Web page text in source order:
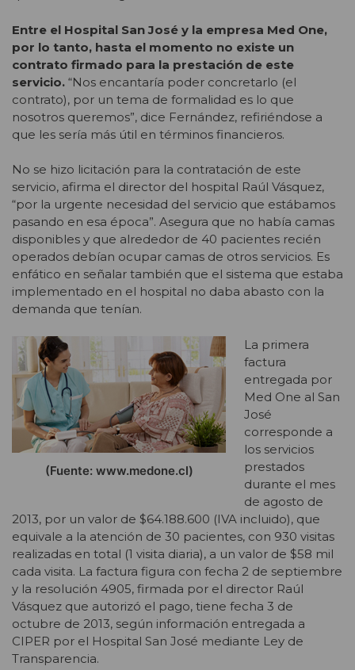
Entre el Hospital San José y la empresa Med One,
por lo tanto, hasta el momento no existe un
contrato firmado para la prestación de este
servicio. “Nos encantaría poder concretarlo (el
contrato), por un tema de formalidad es lo que
nosotros queremos”, dice Fernández, refiriéndose a
que les sería más útil en términos financieros.
No se hizo licitación para la contratación de este
servicio, afirma el director del hospital Raúl Vásquez,
“por la urgente necesidad del servicio que estábamos
pasando en esa época”. Asegura que no había camas
disponibles y que alrededor de 40 pacientes recién
operados debían ocupar camas de otros servicios. Es
enfático en señalar también que el sistema que estaba
implementado en el hospital no daba abasto con la
demanda que tenían.
(Fuente: www.medone.cl)
La primera
factura
entregada por
Med One al San
José
corresponde a
los servicios
prestados
durante el mes
de agosto de
2013, por un valor de $64.188.600 (IVA incluido), que
equivale a la atención de 30 pacientes, con 930 visitas
realizadas en total (1 visita diaria), a un valor de $58 mil
cada visita. La factura figura con fecha 2 de septiembre
y la resolución 4905, firmada por el director Raúl
Vásquez que autorizó el pago, tiene fecha 3 de
octubre de 2013, según información entregada a
CIPER por el Hospital San José mediante Ley de
Transparencia.